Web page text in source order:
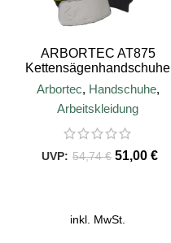
ARBORTEC AT875
Kettensägenhandschuhe
Arbortec, Handschuhe,
Arbeitskleidung
54,74€ 51,00 €
inkl. MwSt.